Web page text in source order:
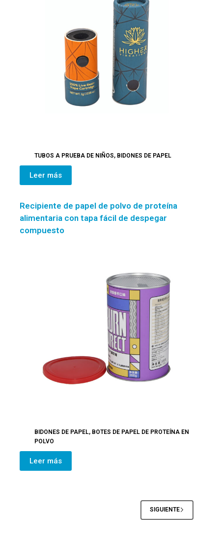
TUBOS A PRUEBA DE NIÑOS, BIDONES DE PAPEL
Leer más
Recipiente de papel de polvo de proteína
alimentaria con tapa fácil de despegar
compuesto
BIDONES DE PAPEL, BOTES DE PAPEL DE PROTEÍNA EN
POLVO
Leer más
SIGUIENTE